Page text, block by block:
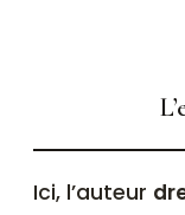
Ici, l’auteur